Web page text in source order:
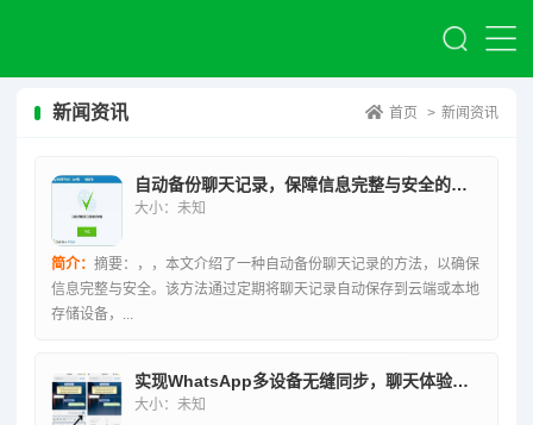
新闻资讯 首页 > 新闻资讯
自动备份聊天记录，保障信息完整与安全的秘诀
大小：未知
简介： 摘要：，，本文介绍了一种自动备份聊天记录的方法，以确保
信息完整与安全。该方法通过定期将聊天记录自动保存到云端或本地
存储设备，...
实现WhatsApp多设备无缝同步，聊天体验无缝衔接技巧
大小：未知